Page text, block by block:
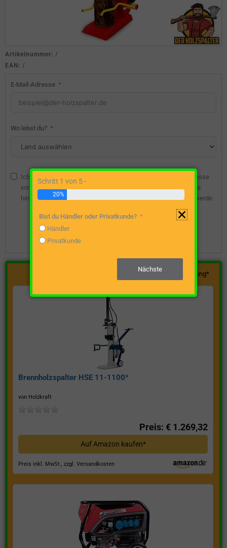
Artikelnummer: /
EAN: /
E-Mail-Adresse
Wo lebst du?
Ich bin damit einverstanden, dass die angegebene E-Mail-Adresse
vom Webseitenbetreiber gespeichert wird, damit ich über diese
hinsichtlich eines unverbindlichen Preisangebots kontaktiert werde.
Unverbindliche Preisanfrage stellen
Werbung*
Brennholzspalter HSE 11-1100*
von Holzkraft
Preis: € 1.269,32
Auf Amazon kaufen*
Preis inkl. MwSt., zzgl. Versandkosten
Schritt 1 von 5 -
20%
Bist du Händler oder Privatkunde?
Händler
Privatkunde
Nächste